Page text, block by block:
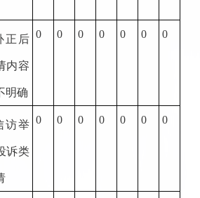
正后
内容
明确
0 0 0 0 0 0 0
访举
诉类
0 0 0 0 0 0 0